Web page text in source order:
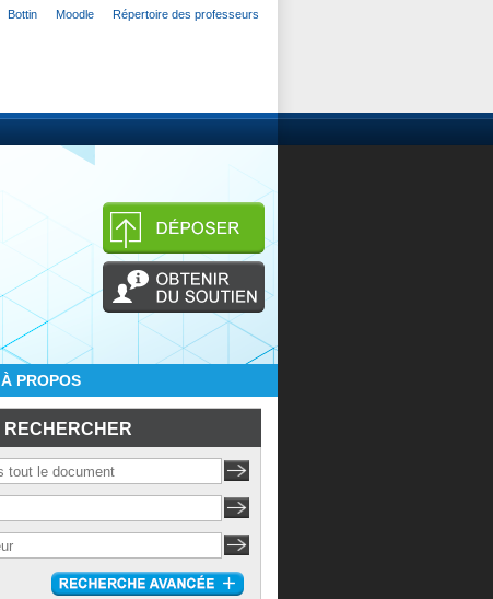
Bottin Moodle Répertoire des professeurs
À PROPOS
RECHERCHER